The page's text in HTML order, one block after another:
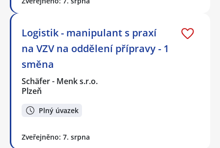
Logistik - manipulant s praxí
na VZV na oddělení přípravy - 1
směna
Schäfer - Menk s.r.o.
Plzeň
Plný úvazek
Zveřejněno: 7. srpna